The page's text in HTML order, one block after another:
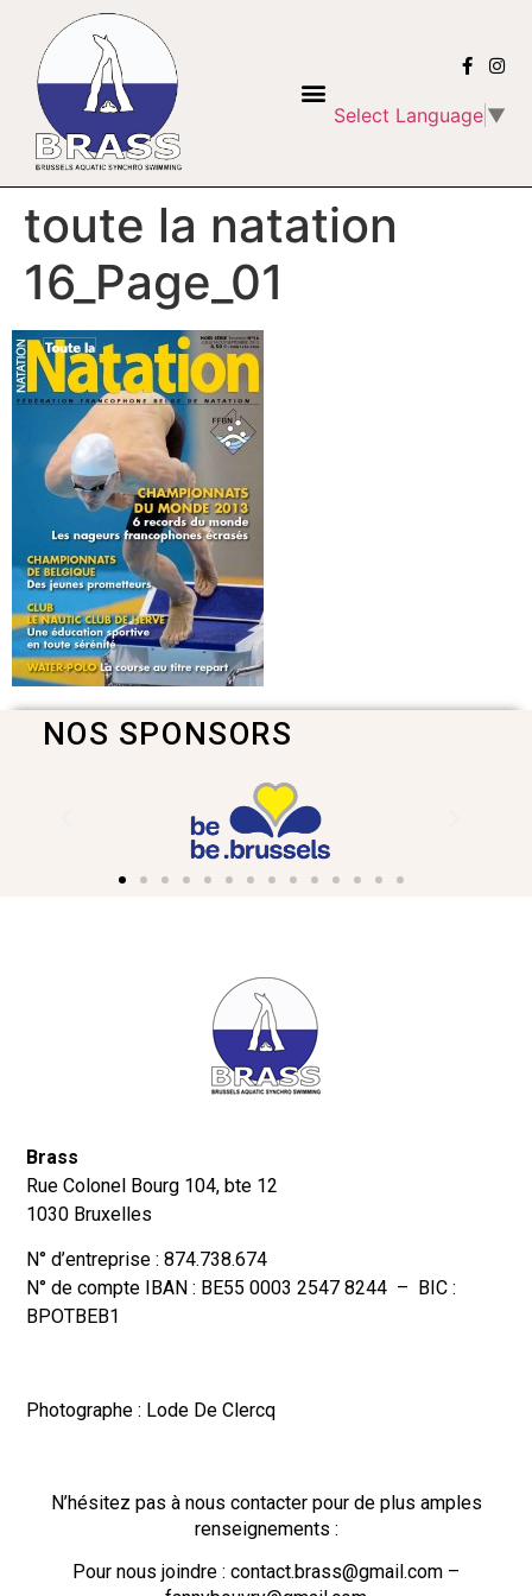
Select Language ▼
toute la natation
16_Page_01
NOS SPONSORS
Brass
Rue Colonel Bourg 104, bte 12
1030 Bruxelles
N° d’entreprise : 874.738.674
N° de compte IBAN : BE55 0003 2547 8244 – BIC :
BPOTBEB1
Photographe : Lode De Clercq
N’hésitez pas à nous contacter pour de plus amples
renseignements :
Pour nous joindre : contact.brass@gmail.com –